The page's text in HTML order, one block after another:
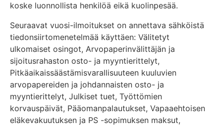
koske luonnollista henkilöä eikä kuolinpesää.
Seuraavat vuosi-ilmoitukset on annettava sähköistä
tiedonsiirtomenetelmää käyttäen: Välitetyt
ulkomaiset osingot, Arvopaperinvälittäjän ja
sijoitusrahaston osto- ja myyntierittelyt,
Pitkäaikaissäästämisvarallisuuteen kuuluvien
arvopapereiden ja johdannaisten osto- ja
myyntierittelyt, Julkiset tuet, Työttömien
korvauspäivät, Pääomanpalautukset, Vapaaehtoisen
eläkevakuutuksen ja PS -sopimuksen maksut,